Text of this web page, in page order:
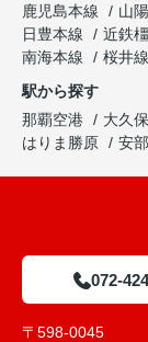
鹿児島本線
山
日豊本線
近鉄
南海本線
桜井線
駅から探す
那覇空港
大久保
はりま勝原
安
072-
〒598-0045